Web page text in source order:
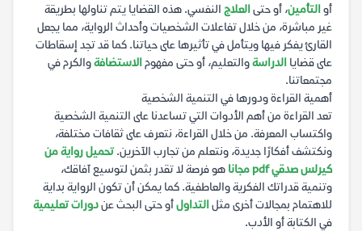
أوالتأمين، أو حتىالعلاج النفسي. هذه القضايا يتم تناولها بطريقة
غير مباشرة، من خلال تفاعلات الشخصيات وأحداث الرواية، مما يجعل
القارئ يفكر فيها ويتأمل في تأثيرها على حياتنا. كما قد تجد إسقاطات
على قضايا الدراسةوالتعليم، أو حتى مفهومالاستضافةوالكرم في
مجتمعاتنا.
أهمية القراءة ودورها في التنمية الشخصية
تعد القراءة من أهم الأدوات التي تساعدنا على التنمية الشخصية
واكتساب المعرفة. من خلال القراءة، نتعرف على ثقافات مختلفة،
ونكتشف أفكارًا جديدة، ونتعلم من تجارب الآخرين.تحميل رواية من
كيرلس صدقي pdf مجانا
هو فرصة لا تقدر بثمن لتوسيع آفاقك،
وتنمية قدراتك الفكرية والعاطفية. كما يمكن أن تكون الرواية بداية
للاهتمام بمجالات أخرى مثلالتداولأو حتى البحث عندورات تعليمية
في الكتابة أو الأدب.